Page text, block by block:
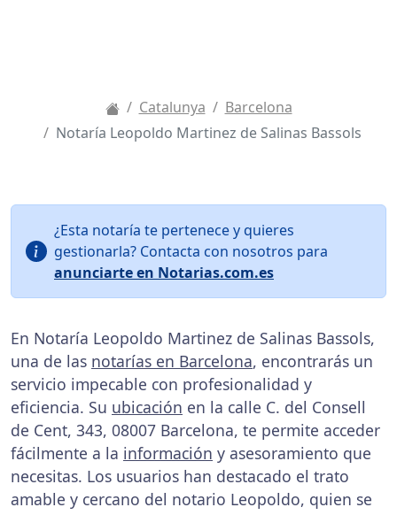
Catalunya
Barcelona
Notaría Leopoldo Martinez de Salinas Bassols
¿Esta notaría te pertenece y quieres
gestionarla? Contacta con nosotros para
anunciarte en Notarias.com.es
En Notaría Leopoldo Martinez de Salinas Bassols,
una de las notarías en Barcelona, encontrarás un
servicio impecable con profesionalidad y
eficiencia. Su ubicación en la calle C. del Consell
de Cent, 343, 08007 Barcelona, te permite acceder
fácilmente a la información y asesoramiento que
necesitas. Los usuarios han destacado el trato
amable y cercano del notario Leopoldo, quien se